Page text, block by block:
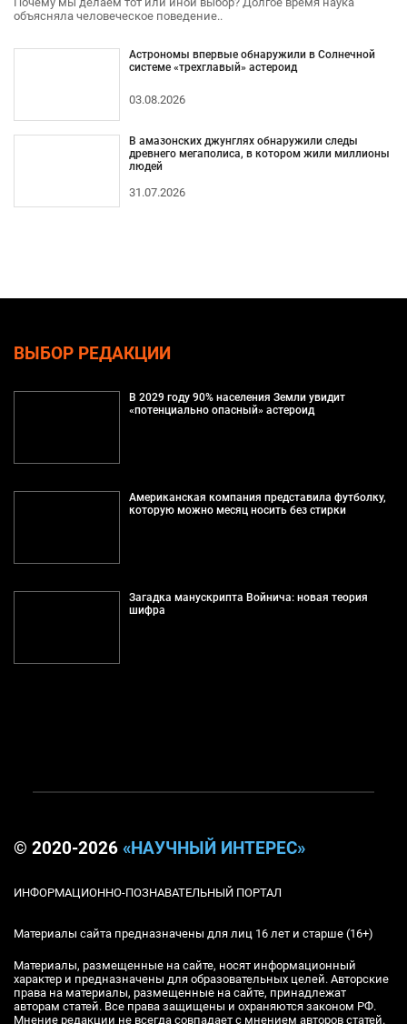
объясняла человеческое поведение..
Астрономы впервые обнаружили в Солнечной
системе «трехглавый» астероид
03.08.2026
В амазонских джунглях обнаружили следы
древнего мегаполиса, в котором жили миллионы
людей
31.07.2026
ВЫБОР РЕДАКЦИИ
В 2029 году 90% населения Земли увидит
«потенциально опасный» астероид
Американская компания представила футболку,
которую можно месяц носить без стирки
Загадка манускрипта Войнича: новая теория
шифра
© 2020-2026 «НАУЧНЫЙ ИНТЕРЕС»
ИНФОРМАЦИОННО-ПОЗНАВАТЕЛЬНЫЙ ПОРТАЛ
Материалы сайта предназначены для лиц 16 лет и старше (16+)
Материалы, размещенные на сайте, носят информационный
характер и предназначены для образовательных целей. Авторские
права на материалы, размещенные на сайте, принадлежат
авторам статей. Все права защищены и охраняются законом РФ.
Мнение редакции не всегда совпадает с мнением авторов статей.